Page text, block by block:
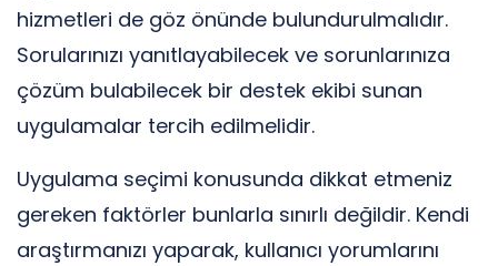
hizmetleri de göz önünde bulundurulmalıdır.
Sorularınızı yanıtlayabilecek ve sorunlarınıza
çözüm bulabilecek bir destek ekibi sunan
uygulamalar tercih edilmelidir.
Uygulama seçimi konusunda dikkat etmeniz
gereken faktörler bunlarla sınırlı değildir. Kendi
araştırmanızı yaparak, kullanıcı yorumlarını